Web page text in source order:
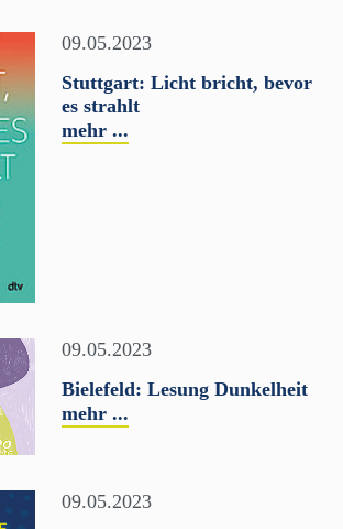
09.05.2023
Stuttgart: Licht bricht, bevor
es strahlt
mehr ...
09.05.2023
Bielefeld: Lesung Dunkelheit
mehr ...
09.05.2023